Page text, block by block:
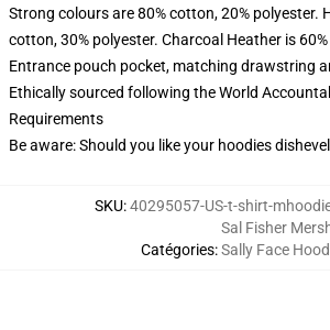
Strong colours are 80% cotton, 20% polyester.
cotton, 30% polyester. Charcoal Heather is
Entrance pouch pocket, matching drawstring
Ethically sourced following the World
Requirements
Be aware: Should you like your hoodies
SKU:40295057-US-t-shirt-
Catégories:
Sal Fisher
Sally Face